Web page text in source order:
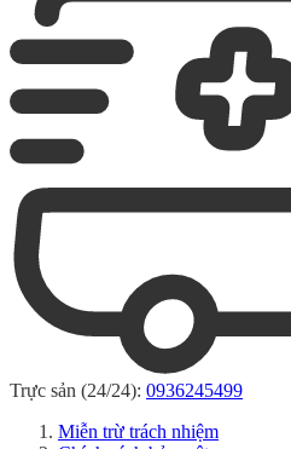
Trực sản (24/24): 0936245499
Miễn trừ trách nhiệm